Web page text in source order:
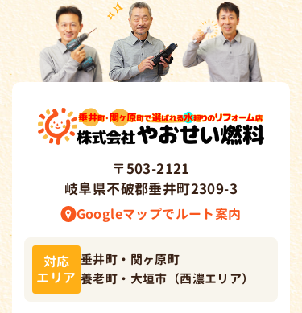
〒503-2121
岐阜県不破郡垂井町2309-3
Googleマップでルート案内
対応
エリア
垂井町・関ヶ原町
養老町・大垣市（西濃エリア）